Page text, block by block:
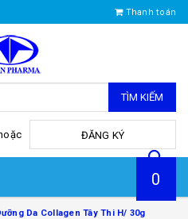
Thanh toán
TÌM KIẾM
ĐĂNG KÝ
0
Da Collagen Tây Thi H/ 30g